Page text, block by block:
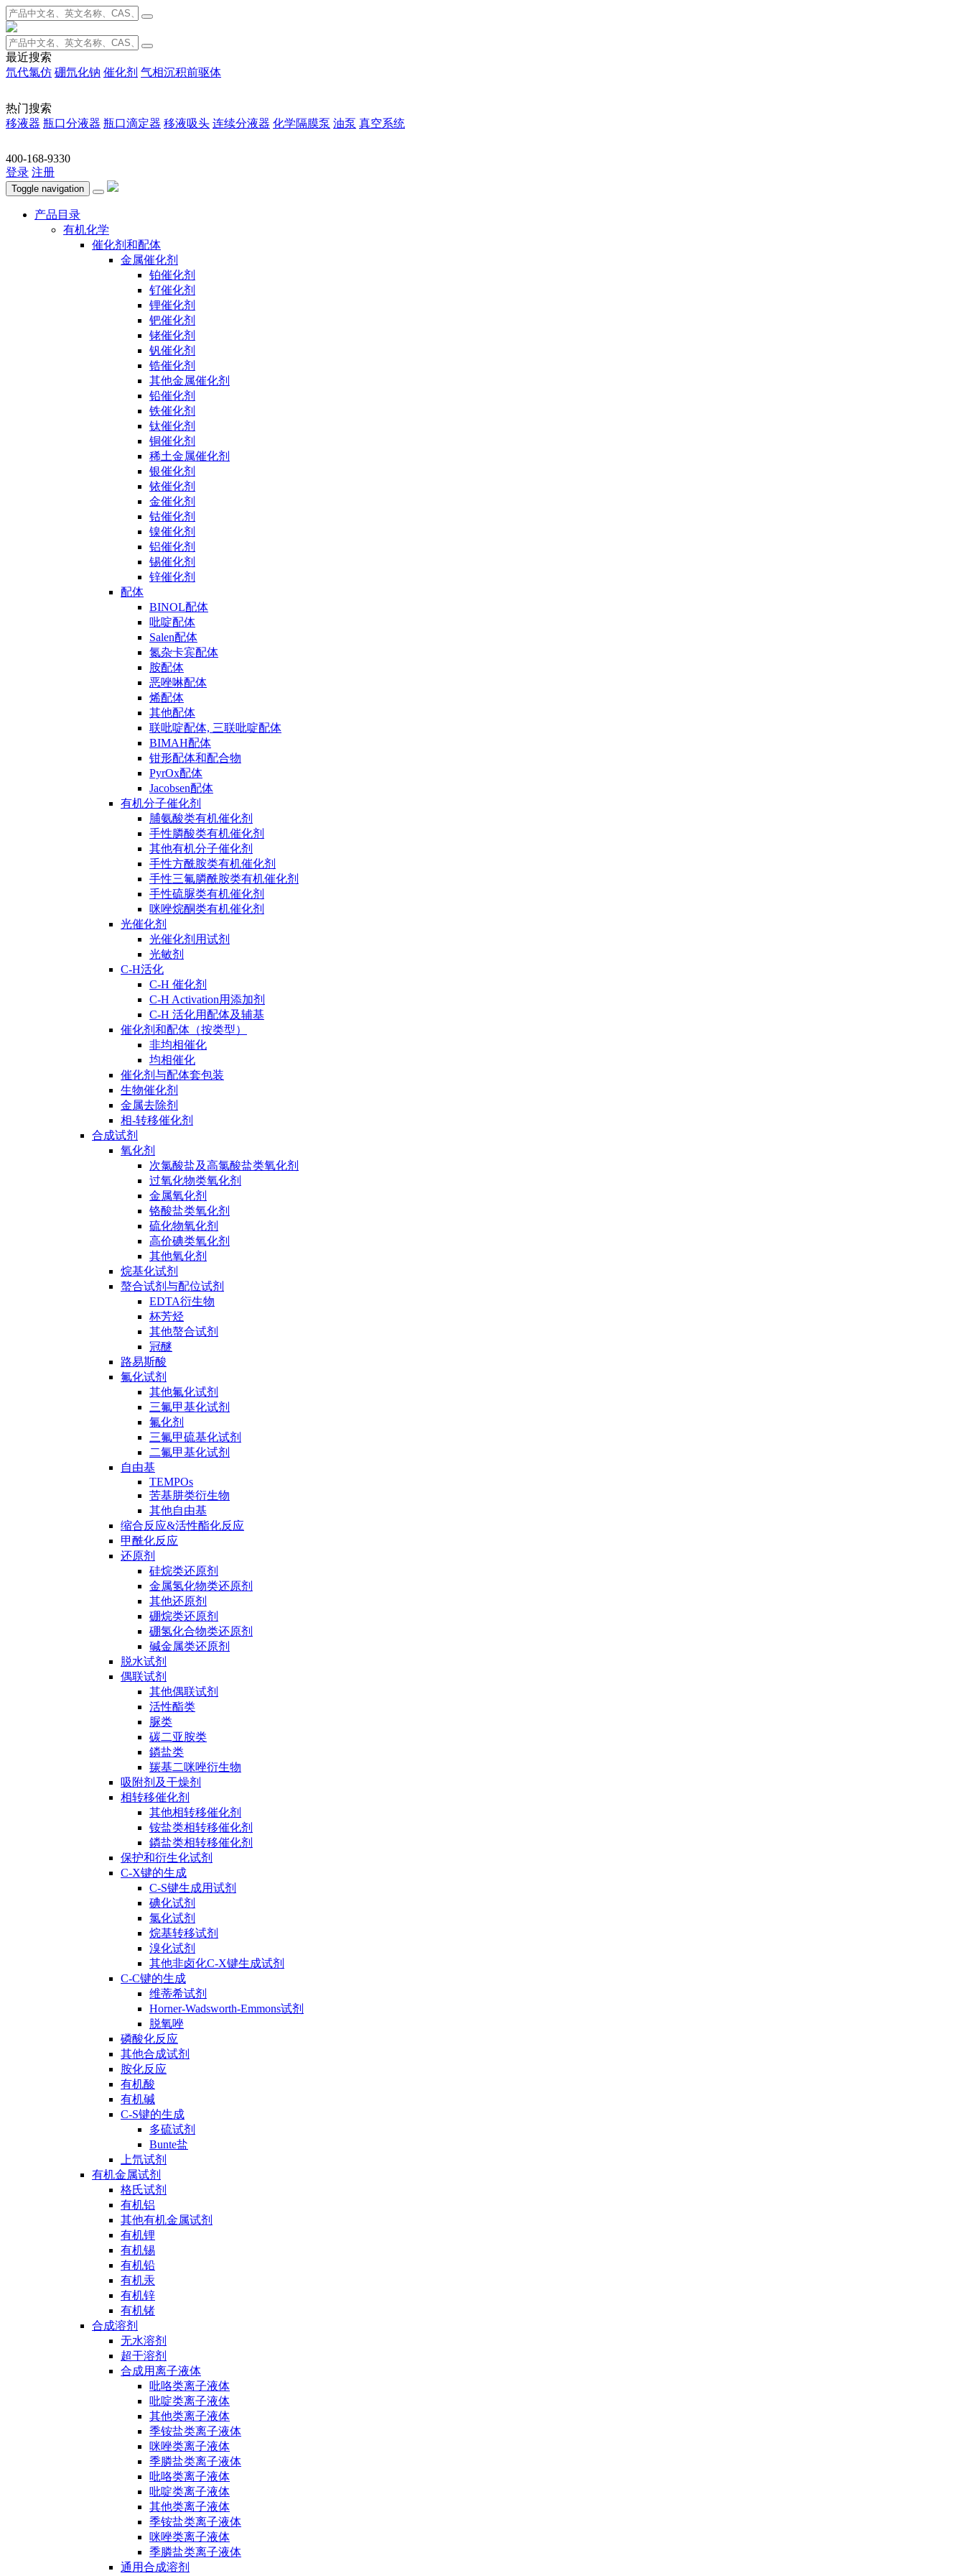
最近搜索
氘代氯仿 硼氘化钠 催化剂 气相沉积前驱体
热门搜索
移液器 瓶口分液器 瓶口滴定器 移液吸头 连续分液器 化学隔膜泵 油泵 真空系统
400-168-9330
登录 注册
Toggle navigation
产品目录
有机化学
催化剂和配体
金属催化剂
铂催化剂
钌催化剂
锂催化剂
钯催化剂
铑催化剂
钒催化剂
锆催化剂
其他金属催化剂
铅催化剂
铁催化剂
钛催化剂
铜催化剂
稀土金属催化剂
银催化剂
铱催化剂
金催化剂
钴催化剂
镍催化剂
铝催化剂
锡催化剂
锌催化剂
配体
BINOL配体
吡啶配体
Salen配体
氮杂卡宾配体
胺配体
恶唑啉配体
烯配体
其他配体
联吡啶配体, 三联吡啶配体
BIMAH配体
钳形配体和配合物
PyrOx配体
Jacobsen配体
有机分子催化剂
脯氨酸类有机催化剂
手性膦酸类有机催化剂
其他有机分子催化剂
手性方酰胺类有机催化剂
手性三氟膦酰胺类有机催化剂
手性硫脲类有机催化剂
咪唑烷酮类有机催化剂
光催化剂
光催化剂用试剂
光敏剂
C-H活化
C-H 催化剂
C-H Activation用添加剂
C-H 活化用配体及辅基
催化剂和配体（按类型）
非均相催化
均相催化
催化剂与配体套包装
生物催化剂
金属去除剂
相-转移催化剂
合成试剂
氧化剂
次氯酸盐及高氯酸盐类氧化剂
过氧化物类氧化剂
金属氧化剂
铬酸盐类氧化剂
硫化物氧化剂
高价碘类氧化剂
其他氧化剂
烷基化试剂
螯合试剂与配位试剂
EDTA衍生物
杯芳烃
其他螯合试剂
冠醚
路易斯酸
氟化试剂
其他氟化试剂
三氟甲基化试剂
氟化剂
三氟甲硫基化试剂
二氟甲基化试剂
自由基
TEMPOs
苦基肼类衍生物
其他自由基
缩合反应&活性酯化反应
甲酰化反应
还原剂
硅烷类还原剂
金属氢化物类还原剂
其他还原剂
硼烷类还原剂
硼氢化合物类还原剂
碱金属类还原剂
脱水试剂
偶联试剂
其他偶联试剂
活性酯类
脲类
碳二亚胺类
鏻盐类
羰基二咪唑衍生物
吸附剂及干燥剂
相转移催化剂
其他相转移催化剂
铵盐类相转移催化剂
鏻盐类相转移催化剂
保护和衍生化试剂
C-X键的生成
C-S键生成用试剂
碘化试剂
氯化试剂
烷基转移试剂
溴化试剂
其他非卤化C-X键生成试剂
C-C键的生成
维蒂希试剂
Horner-Wadsworth-Emmons试剂
脱氧唑
磷酸化反应
其他合成试剂
胺化反应
有机酸
有机碱
C-S键的生成
多硫试剂
Bunte盐
上氘试剂
有机金属试剂
格氏试剂
有机铝
其他有机金属试剂
有机锂
有机锡
有机铅
有机汞
有机锌
有机锗
合成溶剂
无水溶剂
超干溶剂
合成用离子液体
吡咯类离子液体
吡啶类离子液体
其他类离子液体
季铵盐类离子液体
咪唑类离子液体
季膦盐类离子液体
吡咯类离子液体
吡啶类离子液体
其他类离子液体
季铵盐类离子液体
咪唑类离子液体
季膦盐类离子液体
通用合成溶剂